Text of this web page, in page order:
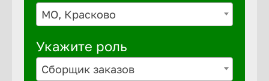
МО, Красково
Укажите роль
Сборщик заказов